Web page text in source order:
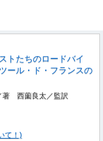
トたちのロードバイ
ール・ド・フランスの
著 西薗良太／監訳
て！)